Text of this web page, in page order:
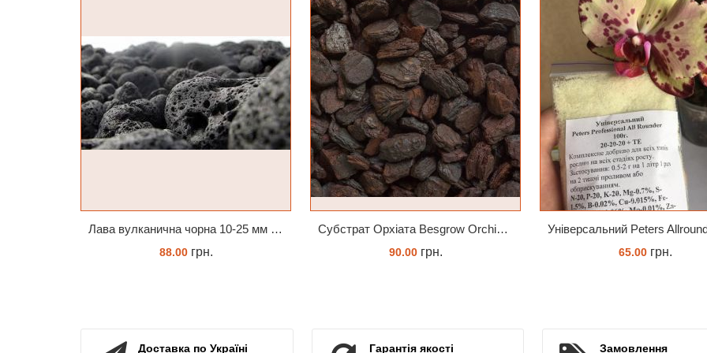
Лава вулканична чорна 10-25 мм 1 л
88.00грн.
Субстрат Орхіата Besgrow Orchiata фракція 18-25мм
90.00грн. 65.00грн.
Доставка по Україні Гарантія якості Замовлення